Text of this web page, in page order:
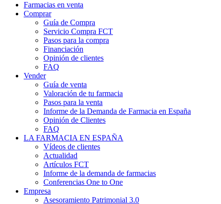
Farmacias en venta
Comprar
Guía de Compra
Servicio Compra FCT
Pasos para la compra
Financiación
Opinión de clientes
FAQ
Vender
Guía de venta
Valoración de tu farmacia
Pasos para la venta
Informe de la Demanda de Farmacia en España
Opinión de Clientes
FAQ
LA FARMACIA EN ESPAÑA
Vídeos de clientes
Actualidad
Artículos FCT
Informe de la demanda de farmacias
Conferencias One to One
Empresa
Asesoramiento Patrimonial 3.0